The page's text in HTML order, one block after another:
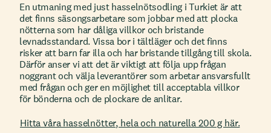
En utmaning med just hasselnötsodling i Turkiet är att
det finns säsongsarbetare som jobbar med att plocka
nötterna som har dåliga villkor och bristande
levnadsstandard. Vissa bor i tältläger och det finns
risker att barn far illa och har bristande tillgång till skola.
Därför anser vi att det är viktigt att följa upp frågan
noggrant och välja leverantörer som arbetar ansvarsfullt
med frågan och ger en möjlighet till acceptabla villkor
för bönderna och de plockare de anlitar.
Hitta våra hasselnötter, hela och naturella 200 g här.